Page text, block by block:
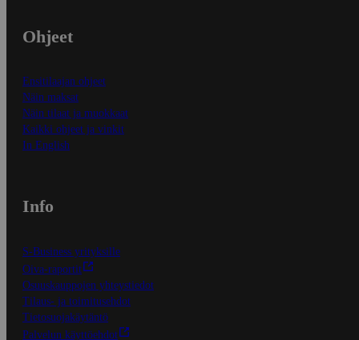
Ohjeet
Ensitilaajan ohjeet
Näin maksat
Näin tilaat ja muokkaat
Kaikki ohjeet ja vinkit
In English
Info
S-Business yrityksille
Oiva-raportit
Osuuskauppojen yhteystiedot
Tilaus- ja toimitusehdot
Tietosuojakäytäntö
Palvelun käyttöehdot